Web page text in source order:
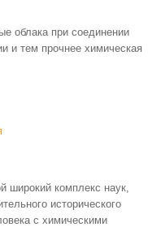
облака при соединении
и тем прочнее химическая
широкий комп­лекс наук,
исторического
с химическими